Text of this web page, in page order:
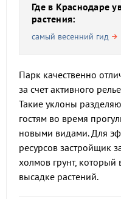
Где в Краснодаре
растения:
самый весенний гид
Парк качественно
за счет активного
Такие уклоны
гостям во время
новыми видами. Для
ресурсов застройщик
холмов грунт,
высадке растений.